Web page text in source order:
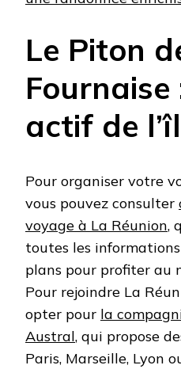
Le Piton
actif de
Pour organiser votre
vous pouvez consulter
voyage à La Réunion,
toutes les
plans pour profiter au
Pour rejoindre La
opter pour la
Austral, qui propose
Paris, Marseille, Lyon